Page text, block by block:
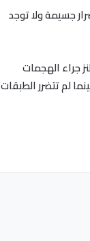
جسيمة ولا توجد
جراء الهجمات
لم تتضرر الطبقات